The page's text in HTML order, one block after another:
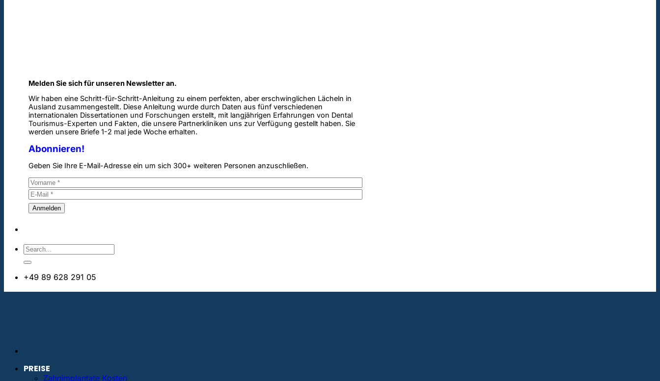
Melden Sie sich für unseren Newsletter an.
Wir haben eine Schritt-für-Schritt-Anleitung zu einem perfekten, aber erschwinglichen Lächeln in
Ausland zusammengestellt. Diese Anleitung wurde durch Daten aus fünf verschiedenen
internationalen Dissertationen und Forschungen erstellt, mit langjährigen Erfahrungen von Dental
Tourismus-Experten und Fakten, die unsere Partnerkliniken uns zur Verfügung gestellt haben. Sie
werden unsere Briefe 1-2 mal jede Woche erhalten.
Abonnieren!
Geben Sie Ihre E-Mail-Adresse ein um sich 300+ weiteren Personen anzuschließen.
+49 89 628 291 05
PREISE
Zahnimplantate Kosten